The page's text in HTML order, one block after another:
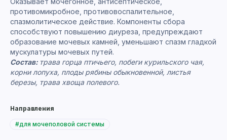
противомикробное, противовоспалительное,
спазмолитическое действие. Компоненты сбора
способствуют повышению диуреза, предупреждают
образование мочевых камней, уменьшают спазм гладкой
мускулатуры мочевых путей.
Состав: трава горца птичьего, побеги курильского чая,
корни лопуха, плоды рябины обыкновенной, листья
березы, трава хвоща полевого.
Направления
#для мочеполовой системы